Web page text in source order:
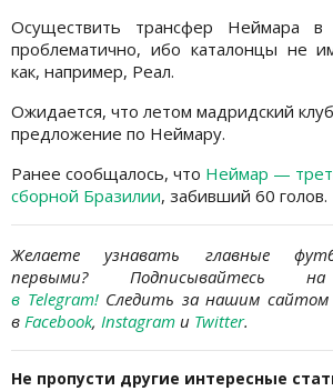
Осуществить трансфер Неймара в
проблематично, ибо каталонцы не
как, например, Реал.
Ожидается, что летом мадридский
предложение по Неймару.
Ранее сообщалось, что Неймар —
сборной Бразилии, забивший 60 голов.
Желаете узнавать главные
первыми?
Подписывайтесь на
в Telegram! Следить за нашим
в Facebook, Instagram и Twitter.
Не пропусти другие интересные